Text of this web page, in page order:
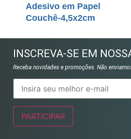
Adesivo em Papel
Couchê-4,5x2cm
INSCREVA-SE EM
Receba novidades e promoções. Não